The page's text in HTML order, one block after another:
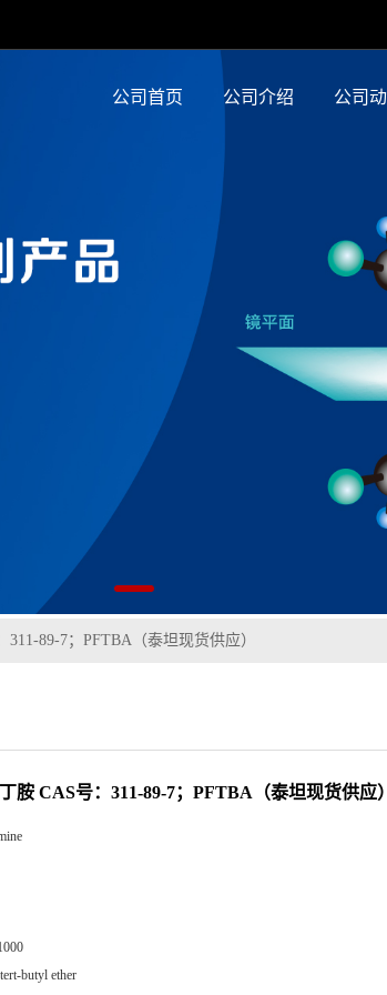
公司首页 公司介绍 公司
89-7；PFTBA（泰坦现货供应）
胺 CAS号：311-89-7；PFTBA（泰坦现货供应
butyl ether